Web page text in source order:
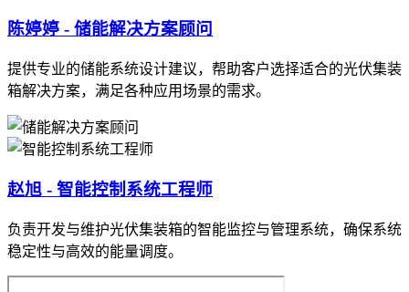
陈婷婷 - 储能解决方案顾问
提供专业的储能系统设计建议，帮助客户选择适合的光伏集装
箱解决方案，满足各种应用场景的需求。
赵旭 - 智能控制系统工程师
负责开发与维护光伏集装箱的智能监控与管理系统，确保系统
稳定性与高效的能量调度。